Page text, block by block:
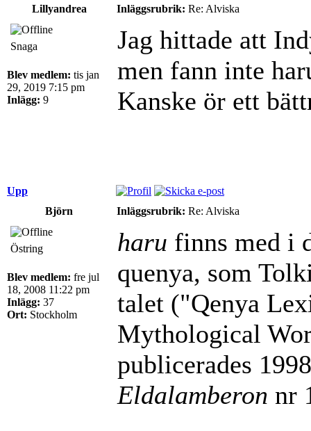
Lillyandrea
Inläggsrubrik: Re: Alviska
Snaga
Blev medlem: tis jan
29, 2019 7:15 pm
Inlägg: 9
Jag hittade att
men fann inte
Kanske ör ett
Upp
Björn
Inläggsrubrik: Re: Alviska
Östring
Blev medlem: fre jul
18, 2008 11:22 pm
Inlägg: 37
Ort: Stockholm
haru finns med i
quenya, som
talet ("Qenya
Mythological
publicerades
Eldalamberon nr